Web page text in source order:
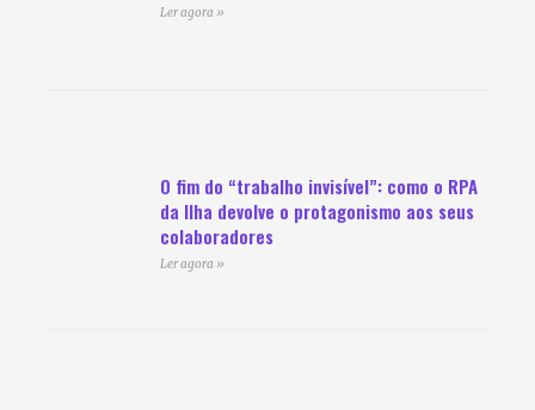
Ler agora »
O fim do “trabalho invisível”: como o RPA
da Ilha devolve o protagonismo aos seus
colaboradores
Ler agora »